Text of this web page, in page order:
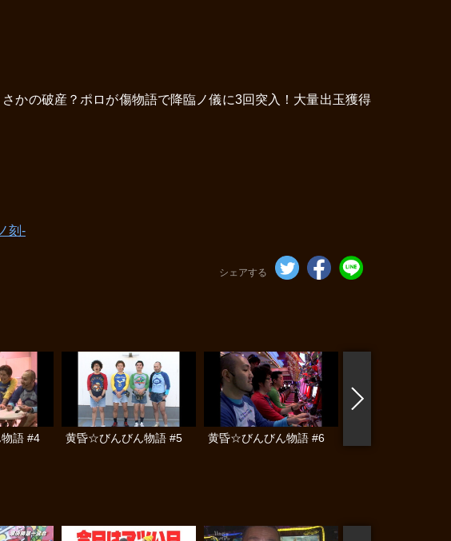
かの破産？ポロが傷物語で降臨ノ儀に3回突入！大量出玉獲得
刻‐
シェアする
語 #4 黄昏☆びんびん物語 #5 黄昏☆びんびん物語 #6